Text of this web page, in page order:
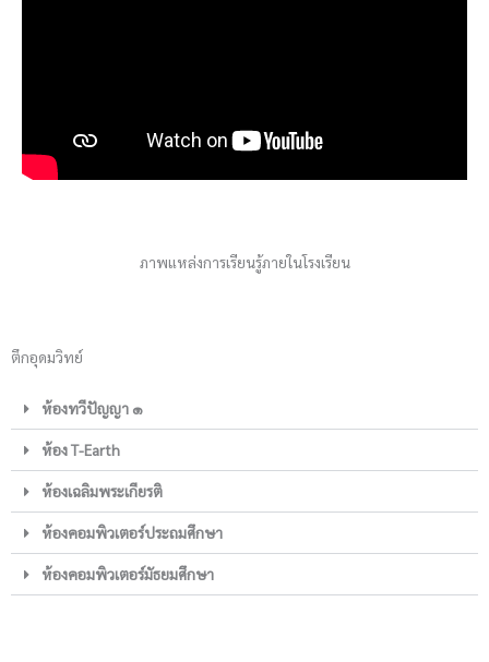
ภาพแหล่งการเรียนรู้ภายในโรงเรียน
ตึกอุดมวิทย์
ห้องทวีปัญญา ๑
ห้อง T-Earth
ห้องเฉลิมพระเกียรติ
ห้องคอมพิวเตอร์ประถมศึกษา
ห้องคอมพิวเตอร์มัธยมศึกษา